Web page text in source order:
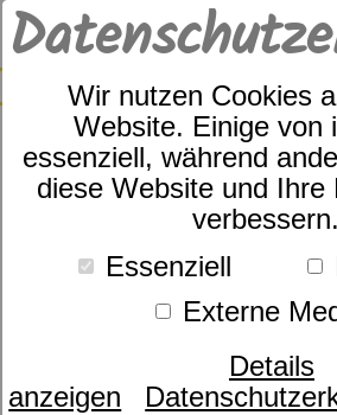
Wir nutzen Cookies
Website. Einige von
essenziell, während
diese Website und Ihre
verbessern.
Essenziell
Externe
Details
anzeigen
Ibena Kniedecke